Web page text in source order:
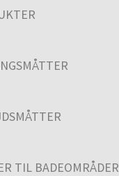
TIL BADEOMRÅDER